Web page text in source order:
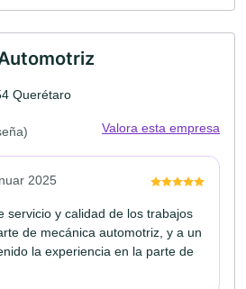
Querétaro
Valora esta empresa
2025
servicio y calidad de los trabajos
de mecánica automotriz, y a un
la experiencia en la parte de